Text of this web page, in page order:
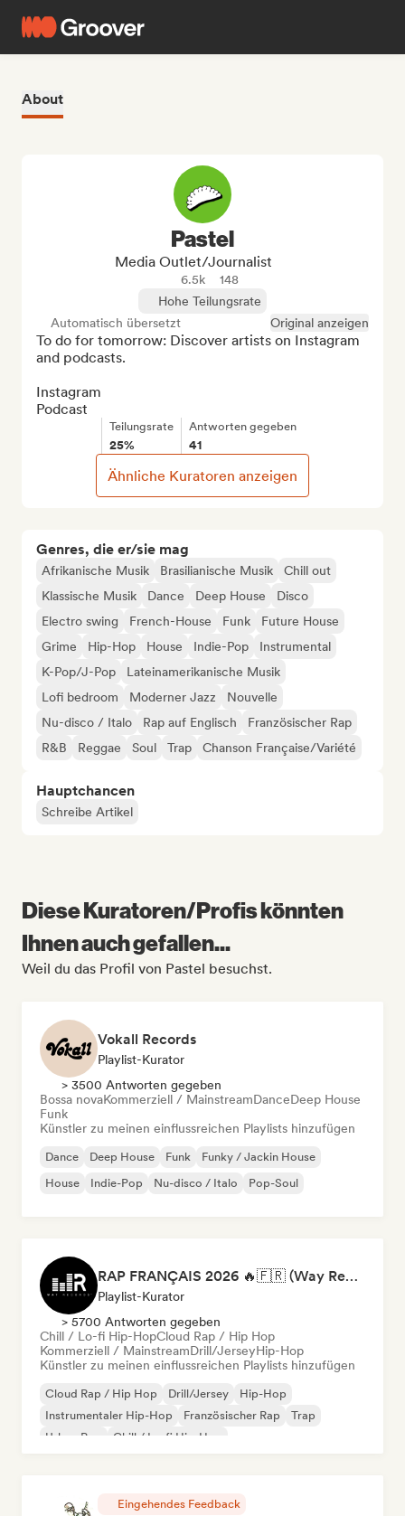
About
Genres, die er/sie mag
Afrikanische Musik Brasilianische Musik
Chill out
Klassische Musik
Dance Deep House
Disco
Electro swing
French-House Funk
Future House
Grime
Hip-Hop House Indie-Pop
Instrumental
K-Pop/J-Pop
Lateinamerikanische Musik
Lofi bedroom
Moderner Jazz
Nouvelle
Nu-disco / Italo
Rap auf Englisch
Französischer Rap
R&B
Reggae Soul Trap Chanson Française/Variété
Hauptchancen
Schreibe Artikel
Pastel
Media Outlet/Journalist
6.5k
148
Hohe Teilungsrate
Automatisch übersetzt
Original anzeigen
To do for tomorrow: Discover artists on Instagram
and podcasts.
Instagram
Podcast
Teilungsrate
25%
Antworten gegeben
41
Ähnliche Kuratoren anzeigen
Diese Kuratoren/Profis könnten
Ihnen auch gefallen...
Weil du das Profil von Pastel besuchst.
Vokall Records
Playlist-Kurator
> 3500 Antworten gegeben
Bossa novaKommerziell / MainstreamDanceDeep House
Funk
Künstler zu meinen einflussreichen Playlists hinzufügen
Dance Deep House Funk
Funky / Jackin House
House
Indie-Pop Nu-disco / Italo Pop-Soul
RAP FRANÇAIS 2026 🔥🇫🇷 (Way Records)
Playlist-Kurator
> 5700 Antworten gegeben
Chill / Lo-fi Hip-HopCloud Rap / Hip Hop
Kommerziell / MainstreamDrill/JerseyHip-Hop
Künstler zu meinen einflussreichen Playlists hinzufügen
Cloud Rap / Hip Hop Drill/Jersey
Hip-Hop
Instrumentaler Hip-Hop
Französischer Rap
Trap
Urban Pop
Chill / Lo-fi Hip-Hop
Eingehendes Feedback